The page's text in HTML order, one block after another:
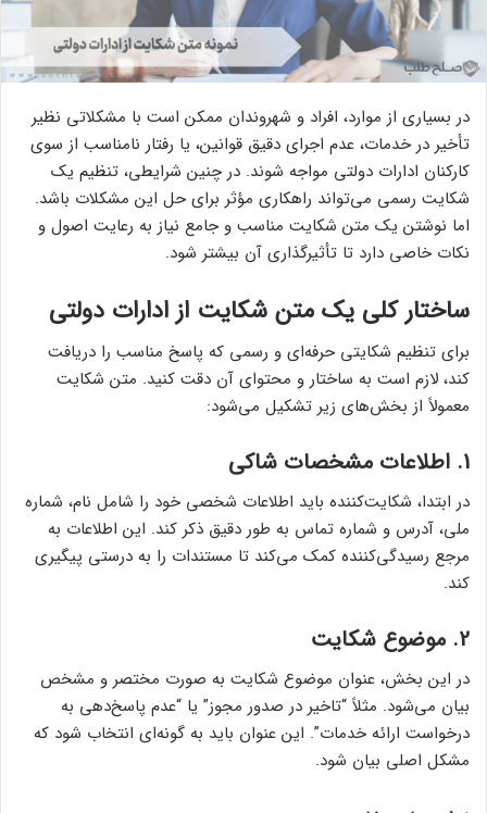
در بسیاری از موارد، افراد و شهروندان ممکن است با مشکلاتی نظیر
تأخیر در خدمات، عدم اجرای دقیق قوانین، یا رفتار نامناسب از سوی
کارکنان ادارات دولتی مواجه شوند. در چنین شرایطی، تنظیم یک
شکایت رسمی می‌تواند راهکاری مؤثر برای حل این مشکلات باشد.
اما نوشتن یک متن شکایت مناسب و جامع نیاز به رعایت اصول و
نکات خاصی دارد تا تأثیرگذاری آن بیشتر شود.
ساختار کلی یک متن شکایت از ادارات دولتی
برای تنظیم شکایتی حرفه‌ای و رسمی که پاسخ مناسب را دریافت
کند، لازم است به ساختار و محتوای آن دقت کنید. متن شکایت
معمولاً از بخش‌های زیر تشکیل می‌شود:
1. اطلاعات مشخصات شاکی
در ابتدا، شکایت‌کننده باید اطلاعات شخصی خود را شامل نام، شماره
ملی، آدرس و شماره تماس به طور دقیق ذکر کند. این اطلاعات به
مرجع رسیدگی‌کننده کمک می‌کند تا مستندات را به درستی پیگیری
کند.
2. موضوع شکایت
در این بخش، عنوان موضوع شکایت به صورت مختصر و مشخص
بیان می‌شود. مثلاً “تاخیر در صدور مجوز” یا “عدم پاسخ‌دهی به
درخواست ارائه خدمات”. این عنوان باید به گونه‌ای انتخاب شود که
مشکل اصلی بیان شود.